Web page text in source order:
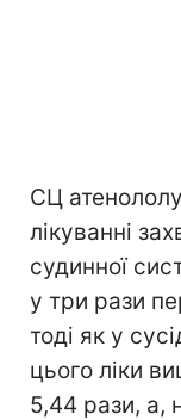
СЦ
лікуванні
судинної
у три рази
тоді як у
цього ліки
5,44 рази, а,